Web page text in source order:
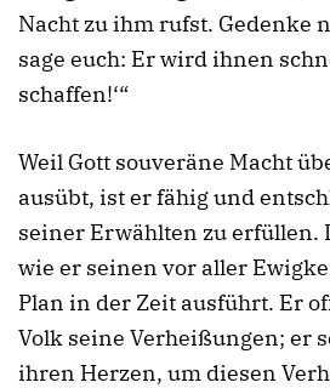
Nacht zu ihm rufst. Gedenke
sage euch: Er wird ihnen
schaffen!‘“
Weil Gott souveräne Macht
ausübt, ist er fähig und
seiner Erwählten zu erfüllen.
wie er seinen vor aller
Plan in der Zeit ausführt. Er
Volk seine Verheißungen; er
ihren Herzen, um diesen